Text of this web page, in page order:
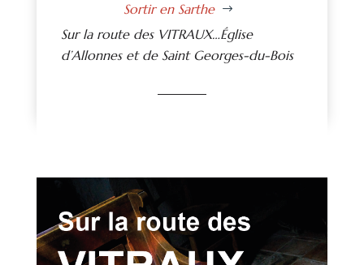
Sortir en Sarthe $
Sur la route des VITRAUX…Église
d’Allonnes et de Saint Georges-du-Bois